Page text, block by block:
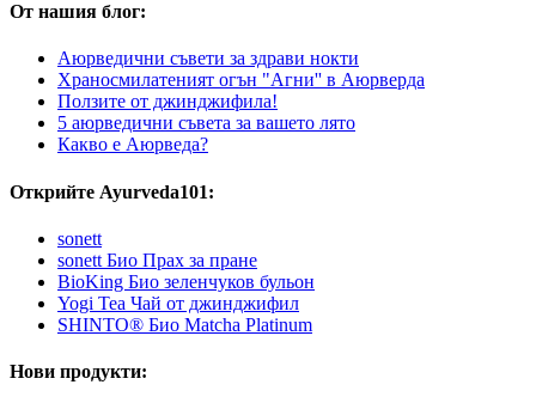
От нашия блог:
Аюрведични съвети за здрави нокти
Храносмилатеният огън "Агни'' в Аюрверда
Ползите от джинджифила!
5 аюрведични съвета за вашето лято
Какво е Аюрведа?
Открийте Ayurveda101:
sonett
sonett Био Прах за пране
BioKing Био зеленчуков бульон
Yogi Tea Чай от джинджифил
SHINTO® Био Matcha Platinum
Нови продукти: